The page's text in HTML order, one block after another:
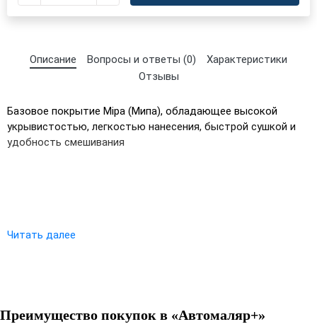
×
Описание Вопросы и ответы (0)
Характеристики
Отзывы
Базовое покрытие Mipa (Мипа), обладающее высокой
укрывистостью, легкостью нанесения, быстрой сушкой и
удобность смешивания
Читать далее
Преимущество покупок в «Автомаляр+»